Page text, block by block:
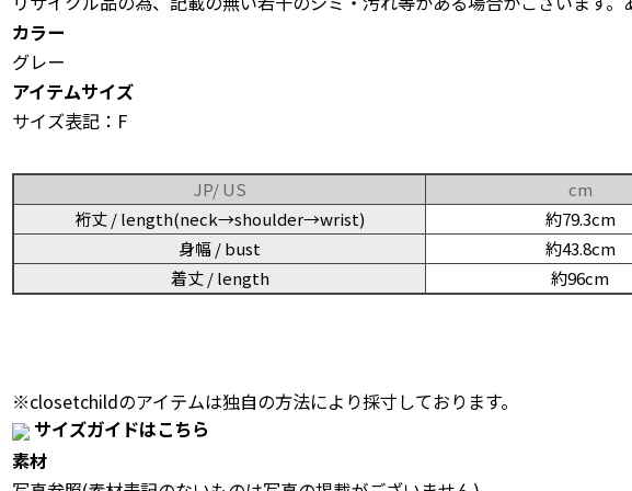
カラー
グレー
アイテムサイズ
サイズ表記：F
JP/ US cm
裄丈 / length(neck→shoulder→wrist)
約79.3cm
身幅 / bust
約43.8cm
着丈 / length
約96cm
※closetchildのアイテムは独自の方法により採寸しております。
サイズガイドはこちら
素材